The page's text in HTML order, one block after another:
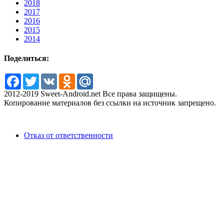
2018
2017
2016
2015
2014
Поделиться:
Facebook
TwitterVK Odnoklassniki
2012-2019 Sweet-Android.net Все права защищены.
Копирование материалов без ссылки на источник запрещено.
Отказ от ответственности